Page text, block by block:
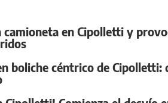
camioneta en Cipolletti y
boliche céntrico de